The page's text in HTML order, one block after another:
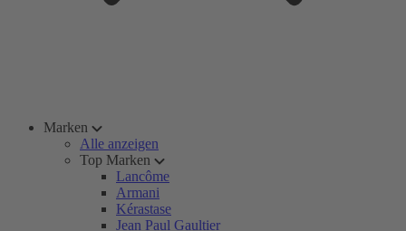
Marken
Alle anzeigen
Top Marken
Lancôme
Armani
Kérastase
Jean Paul Gaultier